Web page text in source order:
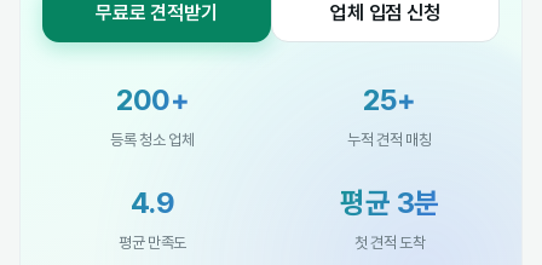
200+
등록 청소 업체
25+
누적 견적 매칭
4.9
평균 만족도
평균 3분
첫 견적 도착
무료로 견적받기 업체 입점 신청